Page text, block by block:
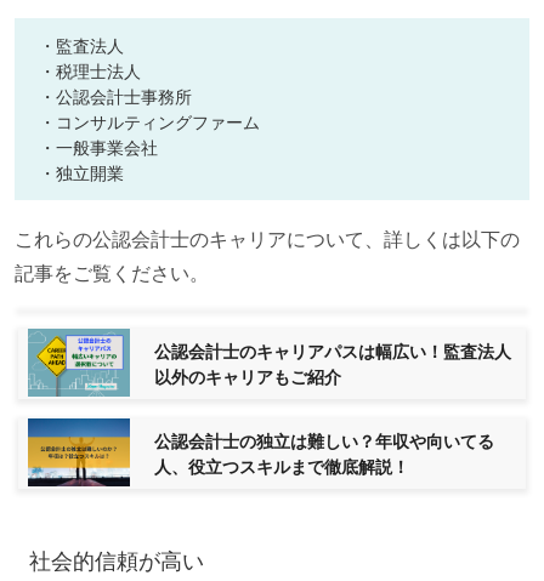
・監査法人
・税理士法人
・公認会計士事務所
・コンサルティングファーム
・一般事業会社
・独立開業
これらの公認会計士のキャリアについて、詳しくは以下の
記事をご覧ください。
公認会計士のキャリアパスは幅広い！監査法人
以外のキャリアもご紹介
公認会計士の独立は難しい？年収や向いてる
人、役立つスキルまで徹底解説！
社会的信頼が高い